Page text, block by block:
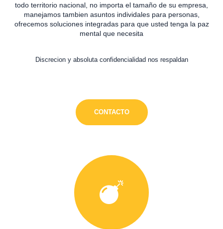
todo territorio nacional, no importa el tamaño de su empresa,
manejamos tambien asuntos individales para personas,
ofrecemos soluciones integradas para que usted tenga la paz
mental que necesita
Discrecion y absoluta confidencialidad nos respaldan
CONTACTO